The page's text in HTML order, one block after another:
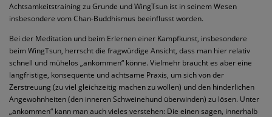
Achtsamkeitstraining zu Grunde und WingTsun ist in seinem Wesen
insbesondere vom Chan-Buddhismus beeinflusst worden.
Bei der Meditation und beim Erlernen einer Kampfkunst, insbesondere
beim WingTsun, herrscht die fragwürdige Ansicht, dass man hier relativ
schnell und mühelos „ankommen“ könne. Vielmehr braucht es aber eine
langfristige, konsequente und achtsame Praxis, um sich von der
Zerstreuung (zu viel gleichzeitig machen zu wollen) und den hinderlichen
Angewohnheiten (den inneren Schweinehund überwinden) zu lösen. Unter
„ankommen“ kann man auch vieles verstehen: Die einen sagen, innerhalb